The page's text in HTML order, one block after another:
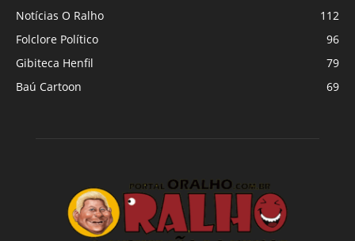
Notícias O Ralho
112
Folclore Político
96
Gibiteca Henfil
79
Baú Cartoon
69